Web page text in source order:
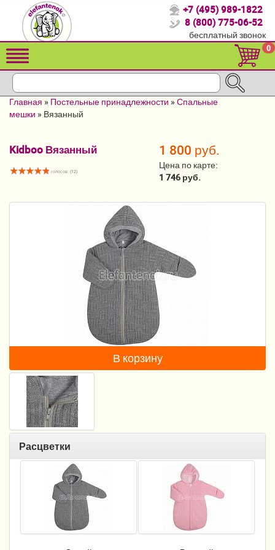
Спасибо, что выбрали нас!
Распродажа!
Детские коляски
Кроватки для новорожденных
Мебель и аксессуары
Постельные принадлежности
Манежи
Безопасность ребенка
Ходунки и прыгунки
Игры и развитие
Принадлежности для выписки
Сумки для мам и детей
+7 (495) 989-1822
8 (800) 775-06-52
бесплатный звонок
0
Главная » Постельные принадлежности »Спальные
мешки » Вязанный
Kidboo Вязанный
голосов: (12)
1 800 руб.
Цена по карте:
1 746 руб.
В корзину
Расцветки